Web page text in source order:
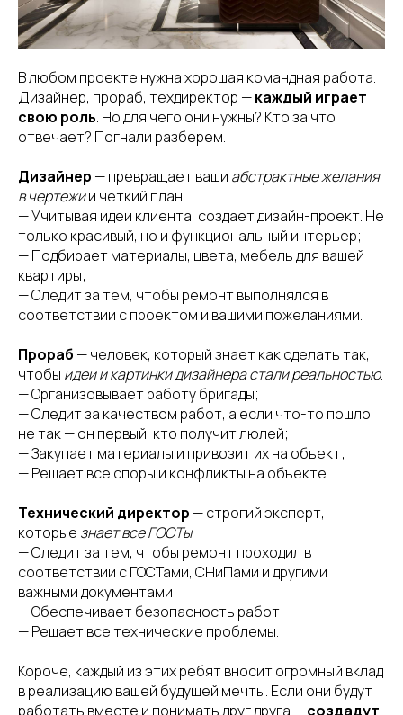
В любом проекте нужна хорошая командная работа.
Дизайнер, прораб, техдиректор —каждый играет
свою роль. Но для чего они нужны? Кто за что
отвечает? Погнали разберем.
Дизайнер — превращает ваши абстрактные желания
в чертежии четкий план.
— Учитывая идеи клиента, создает дизайн-проект. Не
только красивый, но и функциональный интерьер;
— Подбирает материалы, цвета, мебель для вашей
квартиры;
— Следит за тем, чтобы ремонт выполнялся в
соответствии с проектом и вашими пожеланиями.
Прораб — человек, который знает как сделать так,
чтобы идеи икартинки дизайнера стали реальностью.
— Организовывает работу бригады;
— Следит за качеством работ, а если что-то пошло
не так — он первый, кто получит люлей;
— Закупает материалы и привозит их на объект;
— Решает все споры и конфликты на объекте.
Технический директор — строгий эксперт,
которые знает все ГОСТы.
— Следит за тем, чтобы ремонт проходил в
соответствии с ГОСТами, СНиПами и другими
важными документами;
— Обеспечивает безопасность работ;
— Решает все технические проблемы.
Короче, каждый из этих ребят вносит огромный вклад
в реализацию вашей будущей мечты. Если они будут
работать вместе и понимать друг друга —создадут